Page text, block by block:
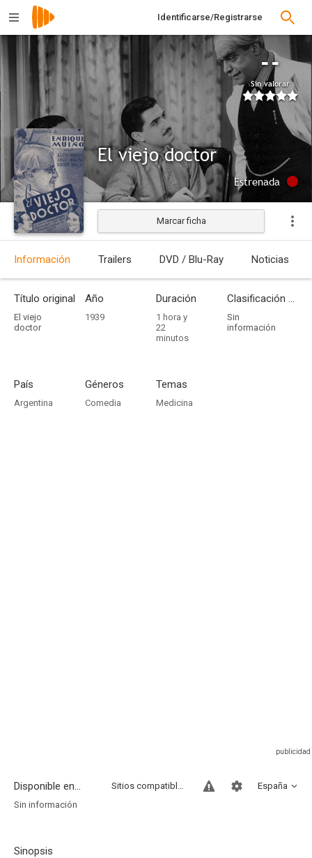
Identificarse/Registrarse
--
Sin valorar
El viejo doctor
Estrenada
Marcar ficha
Información Trailers DVD / Blu-Ray Noticias
Título original
El viejo
doctor
Año
1939
Duración
1 hora y
22
minutos
Clasificación por edades
Sin
información
País
Argentina
Géneros
Comedia
Temas
Medicina
Disponible en... España
Sitios compatibles
Sin información
Sinopsis